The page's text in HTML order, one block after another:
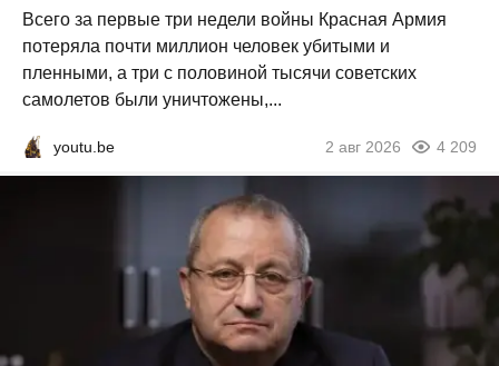
Всего за первые три недели войны Красная Армия
потеряла почти миллион человек убитыми и
пленными, а три с половиной тысячи советских
самолетов были уничтожены,...
youtu.be 2 авг 2026 4 209